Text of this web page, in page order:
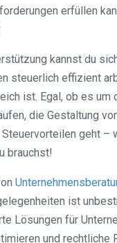
erfüllen
kannst du
steuerlich effizient
ist. Egal, ob es um
die Gestaltung
geht –
brauchst!
ist
Lösungen für
und rechtliche